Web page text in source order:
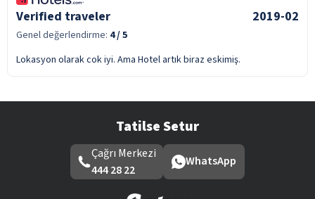
Verified traveler 2019-02
Genel değerlendirme: 4/ 5
Lokasyon olarak cok iyi. Ama Hotel artık biraz eskimiş.
Tatilse Setur
Çağrı Merkezi
444 28 22
WhatsApp